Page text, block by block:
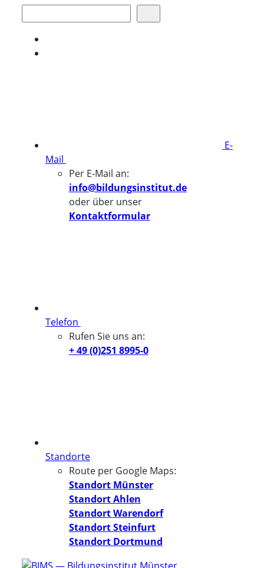
E-
Mail
Per E-Mail an:
info@bildungsinstitut.de
oder über unser
Kontaktformular
Telefon
Rufen Sie uns an:
+ 49 (0)251 8995-0
Standorte
Route per Google Maps:
Standort Münster
Standort Ahlen
Standort Warendorf
Standort Steinfurt
Standort Dortmund